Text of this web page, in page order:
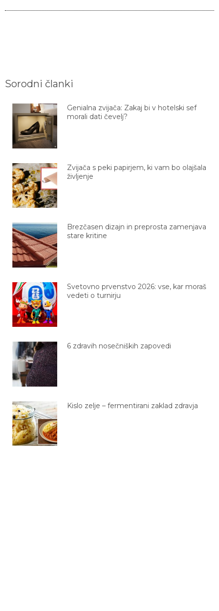
Sorodni članki
Genialna zvijača: Zakaj bi v hotelski sef
morali dati čevelj?
Zvijača s peki papirjem, ki vam bo olajšala
življenje
Brezčasen dizajn in preprosta zamenjava
stare kritine
Svetovno prvenstvo 2026: vse, kar moraš
vedeti o turnirju
6 zdravih nosečniških zapovedi
Kislo zelje – fermentirani zaklad zdravja